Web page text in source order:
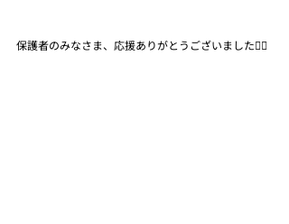
保護者のみなさま、応援ありがとうございました🙇‍♀️